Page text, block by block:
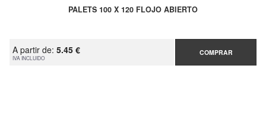
PALETS 100 X 120 FLOJO ABIERTO
A partir de: 5.45 €
IVA INCLUIDO
COMPRAR